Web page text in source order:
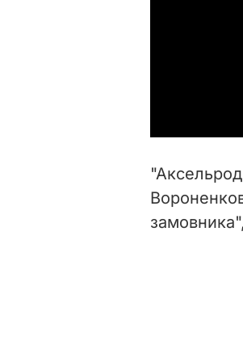
"Аксельрод